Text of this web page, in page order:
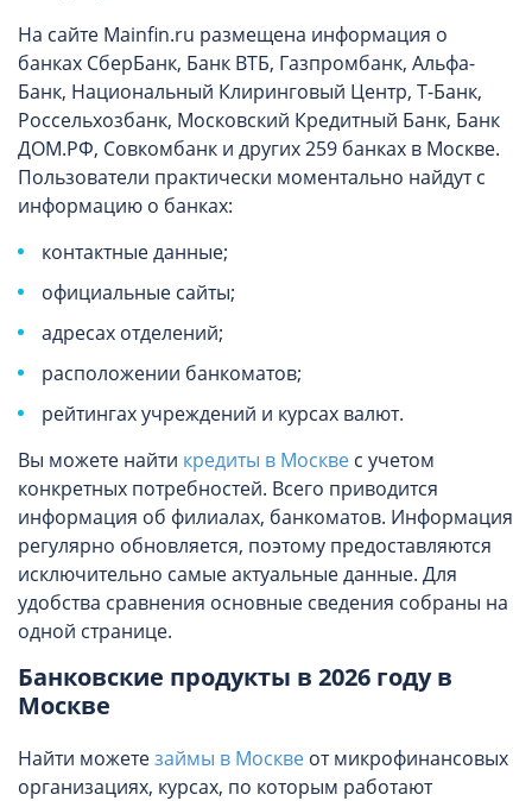
На сайте Mainfin.ru размещена информация о
банках СберБанк, Банк ВТБ, Газпромбанк, Альфа-
Банк, Национальный Клиринговый Центр, Т-Банк,
Россельхозбанк, Московский Кредитный Банк, Банк
ДОМ.РФ, Совкомбанк и других 259 банках в Москве.
Пользователи практически моментально найдут с
информацию о банках:
контактные данные;
официальные сайты;
адресах отделений;
расположении банкоматов;
рейтингах учреждений и курсах валют.
Вы можете найти кредиты в Москве с учетом
конкретных потребностей. Всего приводится
информация об филиалах, банкоматов. Информация
регулярно обновляется, поэтому предоставляются
исключительно самые актуальные данные. Для
удобства сравнения основные сведения собраны на
одной странице.
Банковские продукты в 2026 году в
Москве
Найти можетезаймы в Москве от микрофинансовых
организациях, курсах, по которым работают